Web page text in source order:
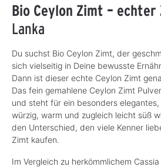
Bio Ceylon Zimt – echter
Lanka
Du suchst Bio Ceylon Zimt, der
sich vielseitig in Deine bewusste
Dann ist dieser echte Ceylon Zimt
Das fein gemahlene Ceylon Zimt
und steht für ein besonders
würzig, warm und zugleich leicht süß
den Unterschied, den viele Kenner
Zimt kaufen.
Im Vergleich zu herkömmlichem